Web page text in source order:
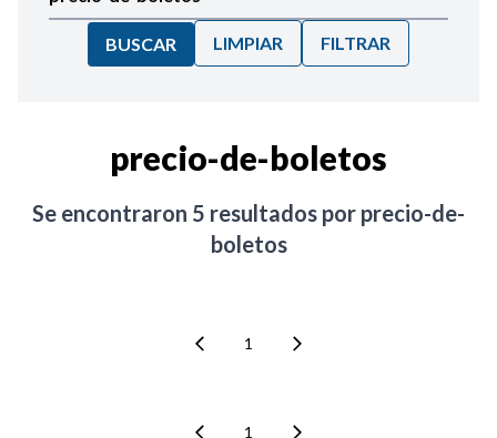
BUSCAR LIMPIAR FILTRAR
precio-de-boletos
Se encontraron 5 resultados por precio-de-
boletos
1
1